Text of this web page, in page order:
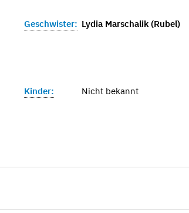
Geschwister: Lydia Marschalik (Rubel)
Kinder: Nicht bekannt